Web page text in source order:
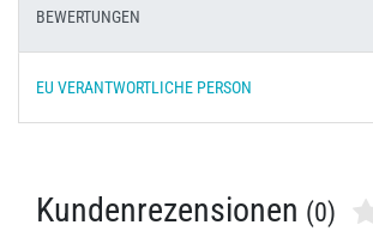
BEWERTUNGEN
EU VERANTWORTLICHE PERSON
Kundenrezensionen (0)